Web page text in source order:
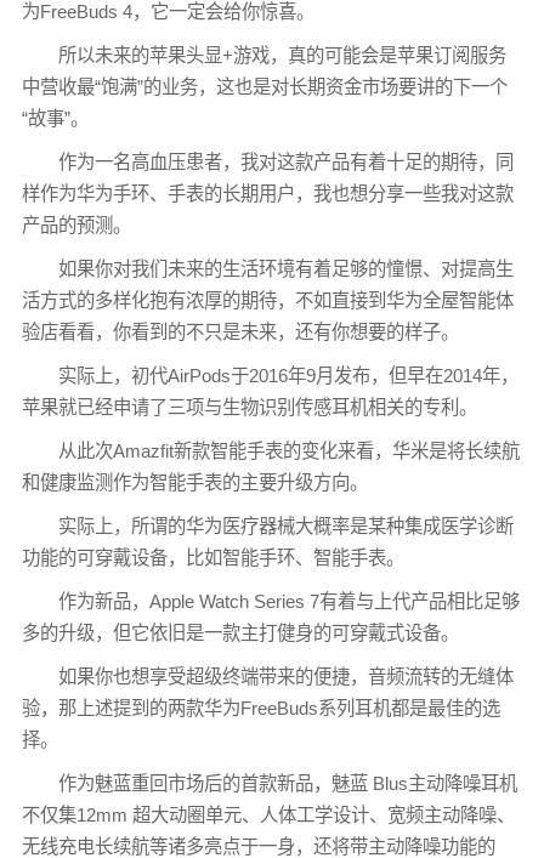
为FreeBuds 4，它一定会给你惊喜。
所以未来的苹果头显+游戏，真的可能会是苹果订阅服务
中营收最“饱满”的业务，这也是对长期资金市场要讲的下一个
“故事”。
作为一名高血压患者，我对这款产品有着十足的期待，同
样作为华为手环、手表的长期用户，我也想分享一些我对这款
产品的预测。
如果你对我们未来的生活环境有着足够的憧憬、对提高生
活方式的多样化抱有浓厚的期待，不如直接到华为全屋智能体
验店看看，你看到的不只是未来，还有你想要的样子。
实际上，初代AirPods于2016年9月发布，但早在2014年，
苹果就已经申请了三项与生物识别传感耳机相关的专利。
从此次Amazfit新款智能手表的变化来看，华米是将长续航
和健康监测作为智能手表的主要升级方向。
实际上，所谓的华为医疗器械大概率是某种集成医学诊断
功能的可穿戴设备，比如智能手环、智能手表。
作为新品，Apple Watch Series 7有着与上代产品相比足够
多的升级，但它依旧是一款主打健身的可穿戴式设备。
如果你也想享受超级终端带来的便捷，音频流转的无缝体
验，那上述提到的两款华为FreeBuds系列耳机都是最佳的选
择。
作为魅蓝重回市场后的首款新品，魅蓝 Blus主动降噪耳机
不仅集12mm 超大动圈单元、人体工学设计、宽频主动降噪、
无线充电长续航等诸多亮点于一身，还将带主动降噪功能的